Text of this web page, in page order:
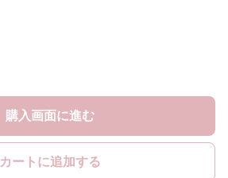
購入画面に進む
カートに追加する